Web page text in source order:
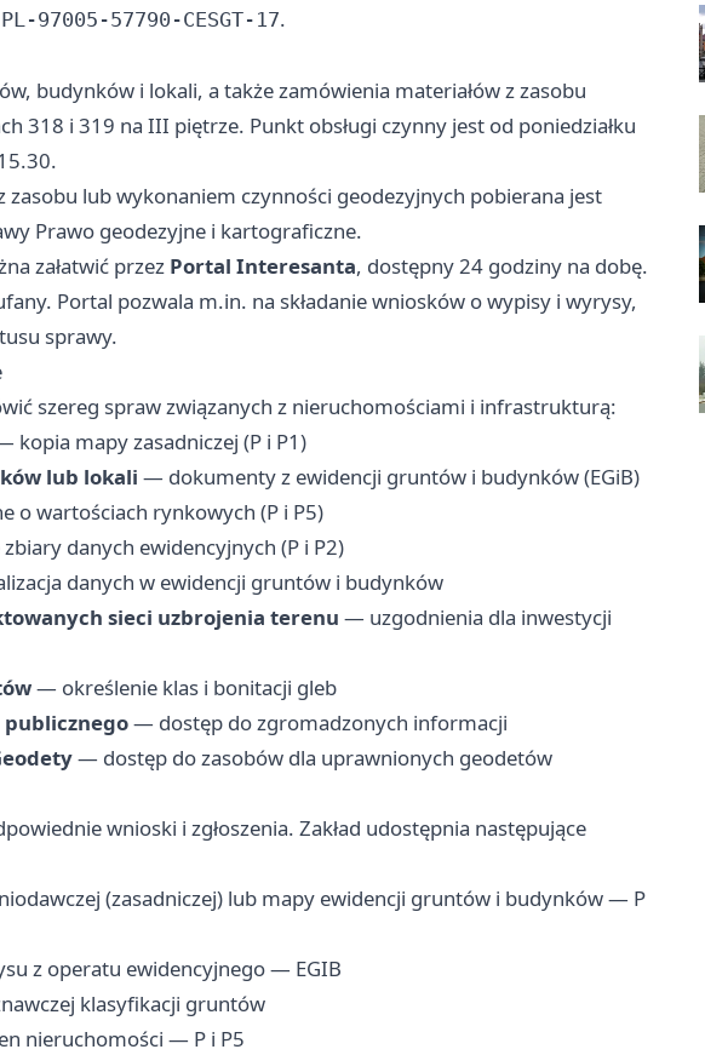
97005-57790-CESGT-17.
budynków i lokali, a także zamówienia materiałów z zasobu
318 i 319 na III piętrze. Punkt obsługi czynny jest od poniedziałku
zasobu lub wykonaniem czynności geodezyjnych pobierana jest
Prawo geodezyjne i kartograficzne.
załatwić przez Portal Interesanta, dostępny 24 godziny na dobę.
Portal pozwala m.in. na składanie wniosków o wypisy i wyrysy,
sprawy.
szereg spraw związanych z nieruchomościami i infrastrukturą:
kopia mapy zasadniczej (P i P1)
lub lokali — dokumenty z ewidencji gruntów i budynków (EGiB)
o wartościach rynkowych (P i P5)
danych ewidencyjnych (P i P2)
danych w ewidencji gruntów i budynków
sieci uzbrojenia terenu — uzgodnienia dla inwestycji
— określenie klas i bonitacji gleb
— dostęp do zgromadzonych informacji
— dostęp do zasobów dla uprawnionych geodetów
wnioski i zgłoszenia. Zakład udostępnia następujące
(zasadniczej) lub mapy ewidencji gruntów i budynków — P
z operatu ewidencyjnego — EGIB
klasyfikacji gruntów
nieruchomości — P i P5